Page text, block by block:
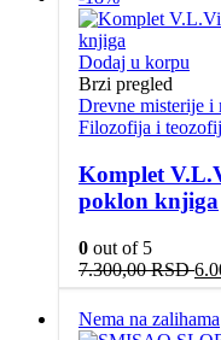
Dodaj u korpu
Brzi pregled
Drevne misterije i
Filozofija i
Komplet
poklon knjiga
0 out of 5
7.300,00RSD
je
Nema na zalihama